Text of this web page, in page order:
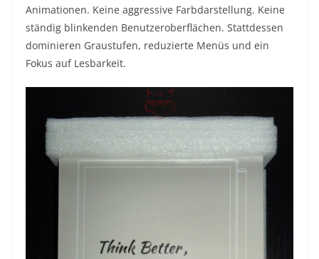
Animationen. Keine aggressive Farbdarstellung. Keine
ständig blinkenden Benutzeroberflächen. Stattdessen
dominieren Graustufen, reduzierte Menüs und ein
Fokus auf Lesbarkeit.